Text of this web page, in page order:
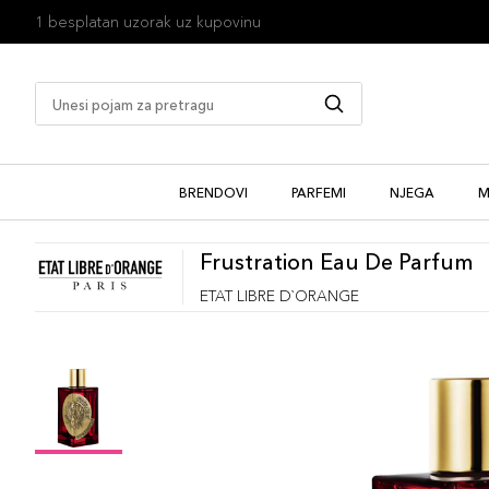
1 besplatan uzorak uz kupovinu
BRENDOVI PARFEMI NJEGA
Frustration Eau De Parfum
ETAT LIBRE D`ORANGE